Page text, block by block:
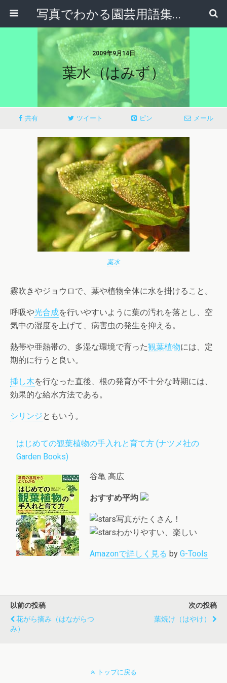
写真でわかる園芸用語集｜見て納得！かんたんガーデニング用語辞典
2009年9月14日
葉水（はみず）
共有 ツイート ピン メール
葉水
霧吹きやジョウロで、葉や植物全体に水を掛けること。
呼吸や光合成を行いやすいように葉の汚れを落とし、空
気中の湿度を上げて、病害虫の発生を抑える。
熱帯や亜熱帯の、多湿な環境で育った観葉植物には、定
期的に行うと良い。
挿し木を行なった直後、根の発育が不十分な時期には、
効果的な給水方法である。
シリンジともいう。
はじめての観葉植物の手入れと育て方 (ナツメ社の
Garden Books)
谷亀 高広
おすすめ平均
写真がたくさん！
わかりやすい、楽しい
Amazonで詳しく見る by G-Tools
以前の投稿
花がら摘み（はながらつ
み）
次の投稿
葉焼け（はやけ）
トップに戻る